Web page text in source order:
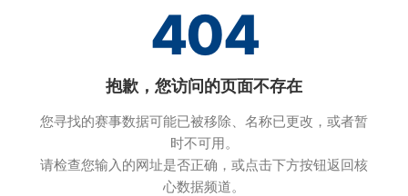
404
抱歉，您访问的页面不存在
您寻找的赛事数据可能已被移除、名称已更改，或者暂
时不可用。
请检查您输入的网址是否正确，或点击下方按钮返回核
心数据频道。